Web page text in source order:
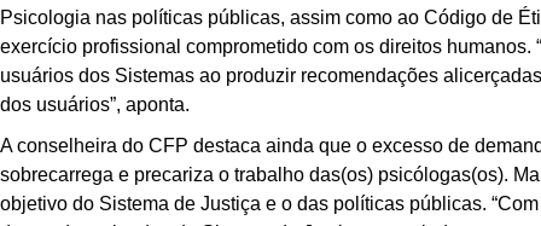
Psicologia nas políticas públicas, assim como ao Código de
exercício profissional comprometido com os direitos
usuários dos Sistemas ao produzir recomendações
dos usuários”, aponta.
A conselheira do CFP destaca ainda que o excesso de
sobrecarrega e precariza o trabalho das(os) psicólogas(os).
objetivo do Sistema de Justiça e o das políticas públicas.